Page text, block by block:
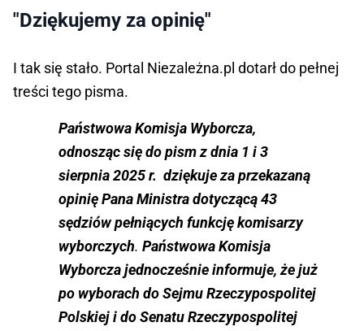
"Dziękujemy za opinię"
I tak się stało. Portal Niezależna.pl dotarł do pełnej
treści tego pisma.
Państwowa Komisja Wyborcza,
odnosząc się do pism z dnia 1 i 3
sierpnia 2025 r. dziękuje za przekazaną
opinię Pana Ministra dotyczącą 43
sędziów pełniących funkcję komisarzy
wyborczych. Państwowa Komisja
Wyborcza jednocześnie informuje, że już
po wyborach do Sejmu Rzeczypospolitej
Polskiej i do Senatu Rzeczypospolitej